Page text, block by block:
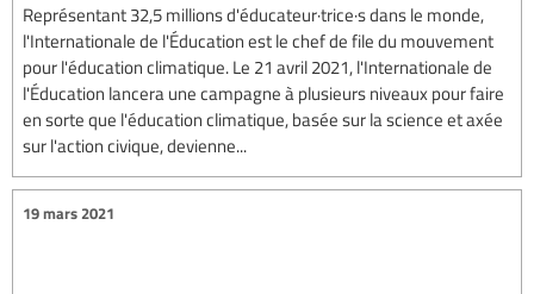
Représentant 32,5 millions d'éducateur·trice·s dans le monde,
l'Internationale de l'Éducation est le chef de file du mouvement
pour l'éducation climatique. Le 21 avril 2021, l'Internationale de
l'Éducation lancera une campagne à plusieurs niveaux pour faire
en sorte que l'éducation climatique, basée sur la science et axée
sur l'action civique, devienne...
19 mars 2021